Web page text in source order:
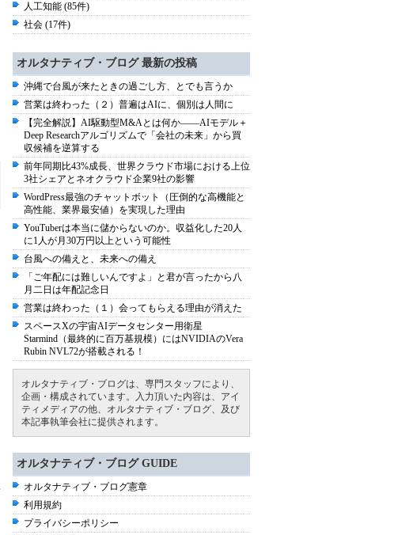
人工知能 (85件)
社会 (17件)
オルタナティブ・ブログ 最新の投稿
沖縄で台風が来たときの過ごし方、とでも言うか
営業は終わった（２）普遍はAIに、個別は人間に
【完全解説】AI駆動型M&Aとは何か――AIモデル＋
Deep Researchアルゴリズムで「会社の未来」から買
収候補を逆算する
前年同期比43%成長、世界クラウド市場における上位
3社シェアとネオクラウド企業9社の影響
WordPress最強のチャットボット（圧倒的な高機能と
高性能、業界最安値）を実現した理由
YouTuberは本当に儲からないのか。収益化した20人
に1人が月30万円以上という可能性
台風への備えと、未来への備え
「ご年配には難しいんですよ」と君が言ったから八
月二日は年配記念日
営業は終わった（１）会ってもらえる理由が消えた
スペースXの宇宙AIデータセンター用衛星
Starmind（最終的に百万基規模）にはNVIDIAのVera
Rubin NVL72が搭載される！
オルタナティブ・ブログは、専門スタッフにより、
企画・構成されています。入力頂いた内容は、アイ
ティメディアの他、オルタナティブ・ブログ、及び
本記事執筆会社に提供されます。
オルタナティブ・ブログ GUIDE
オルタナティブ・ブログ憲章
利用規約
プライバシーポリシー